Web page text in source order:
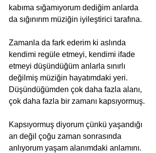
kabıma sığamıyorum dediğim anlarda
da sığınırım müziğin iyileştirici tarafına.
Zamanla da fark ederim ki aslında
kendimi regüle etmeyi, kendimi ifade
etmeyi düşündüğüm anlarla sınırlı
değilmiş müziğin hayatımdaki yeri.
Düşündüğümden çok daha fazla alanı,
çok daha fazla bir zamanı kapsıyormuş.
Kapsıyormuş diyorum çünkü yaşandığı
an değil çoğu zaman sonrasında
anlıyorum yaşam alanımdaki anlamını.